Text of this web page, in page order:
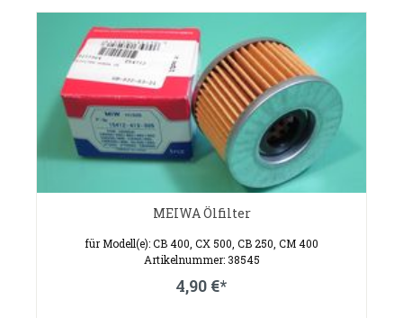
MEIWA Ölfilter
für Modell(e): CB 400, CX 500, CB 250, CM 400
Artikelnummer: 38545
4,90 €*